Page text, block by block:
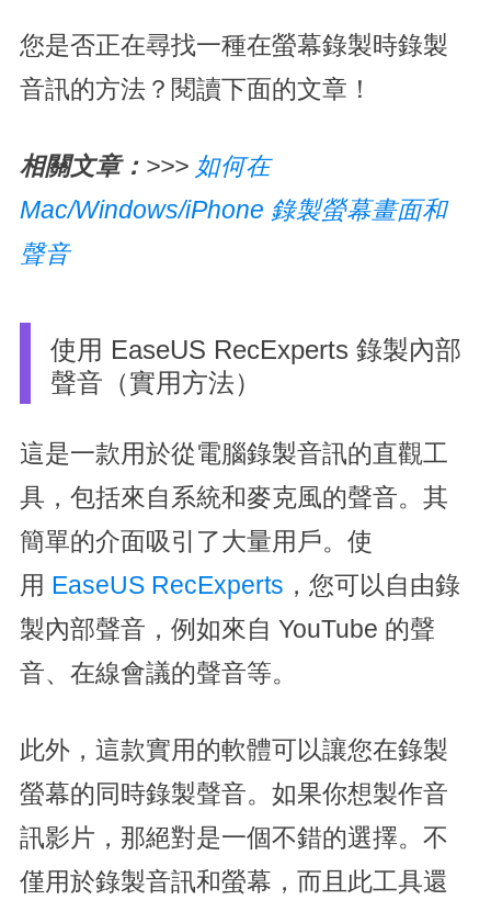
您是否正在尋找一種在螢幕錄製時錄製
音訊的方法？閱讀下面的文章！
相關文章： >>> 如何在
Mac/Windows/iPhone 錄製螢幕畫面和
聲音
使用 EaseUS RecExperts 錄製內部
聲音（實用方法）
這是一款用於從電腦錄製音訊的直觀工
具，包括來自系統和麥克風的聲音。其
簡單的介面吸引了大量用戶。使
用 EaseUS RecExperts ，您可以自由錄
製內部聲音，例如來自 YouTube 的聲
音、在線會議的聲音等。
此外，這款實用的軟體可以讓您在錄製
螢幕的同時錄製聲音。如果你想製作音
訊影片，那絕對是一個不錯的選擇。不
僅用於錄製音訊和螢幕，而且此工具還